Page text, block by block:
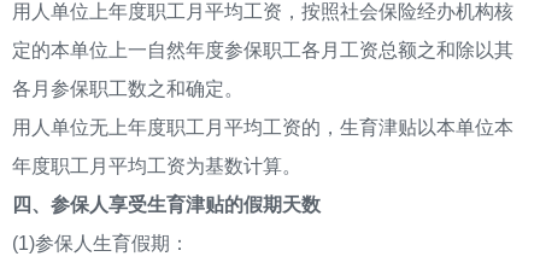
用人单位上年度职工月平均工资，按照社会保险经办机构核
定的本单位上一自然年度参保职工各月工资总额之和除以其
各月参保职工数之和确定。
用人单位无上年度职工月平均工资的，生育津贴以本单位本
年度职工月平均工资为基数计算。
四、参保人享受生育津贴的假期天数
(1)参保人生育假期：